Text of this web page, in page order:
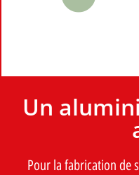
Un
Pour la fabrication de